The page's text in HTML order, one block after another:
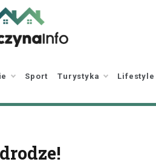
Sport Turystyka Lifestyle